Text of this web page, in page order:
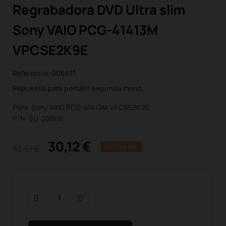
Regrabadora DVD Ultra slim
Sony VAIO PCG-41413M
VPCSE2K9E
Referencia: 006611
Repuesto para portátil segunda mano
Para: Sony VAIO PCG-41413M VPCSE2K9E
P/N: SU-208HB
30,12 €